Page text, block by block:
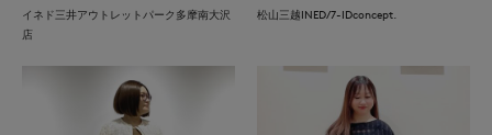
イネド三井アウトレットパーク多摩南大沢
店
松山三越INED/7-IDconcept.